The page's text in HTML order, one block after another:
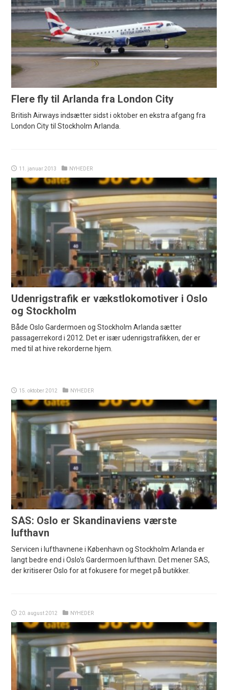
Flere fly til Arlanda fra London City
British Airways indsætter sidst i oktober en ekstra afgang fra
London City til Stockholm Arlanda.
11. januar 2013 NYHEDER
Udenrigstrafik er vækstlokomotiver i Oslo
og Stockholm
Både Oslo Gardermoen og Stockholm Arlanda sætter
passagerrekord i 2012. Det er især udenrigstrafikken, der er
med til at hive rekorderne hjem.
15. oktober 2012 NYHEDER
SAS: Oslo er Skandinaviens værste
lufthavn
Servicen i lufthavnene i København og Stockholm Arlanda er
langt bedre end i Oslo's Gardermoen lufthavn. Det mener SAS,
der kritiserer Oslo for at fokusere for meget på butikker.
20. august 2012 NYHEDER